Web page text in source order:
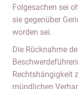
Folgesachen sei
sie gegenüber
worden sei.
Die Rücknahme
Rechtshängigkeit
mündlichen